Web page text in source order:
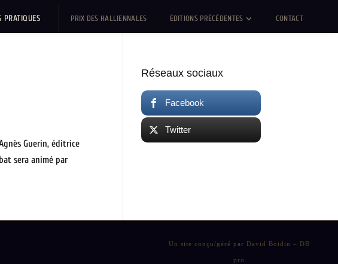
PRATIQUES PRIX DES HALLIENNALES ÉDITIONS PRÉCÉDENTES CONTACT
Guerin, éditrice
sera animé par
Réseaux sociaux
Facebook
Twitter
Un site conçu/géré par David Boidin – DB
pro